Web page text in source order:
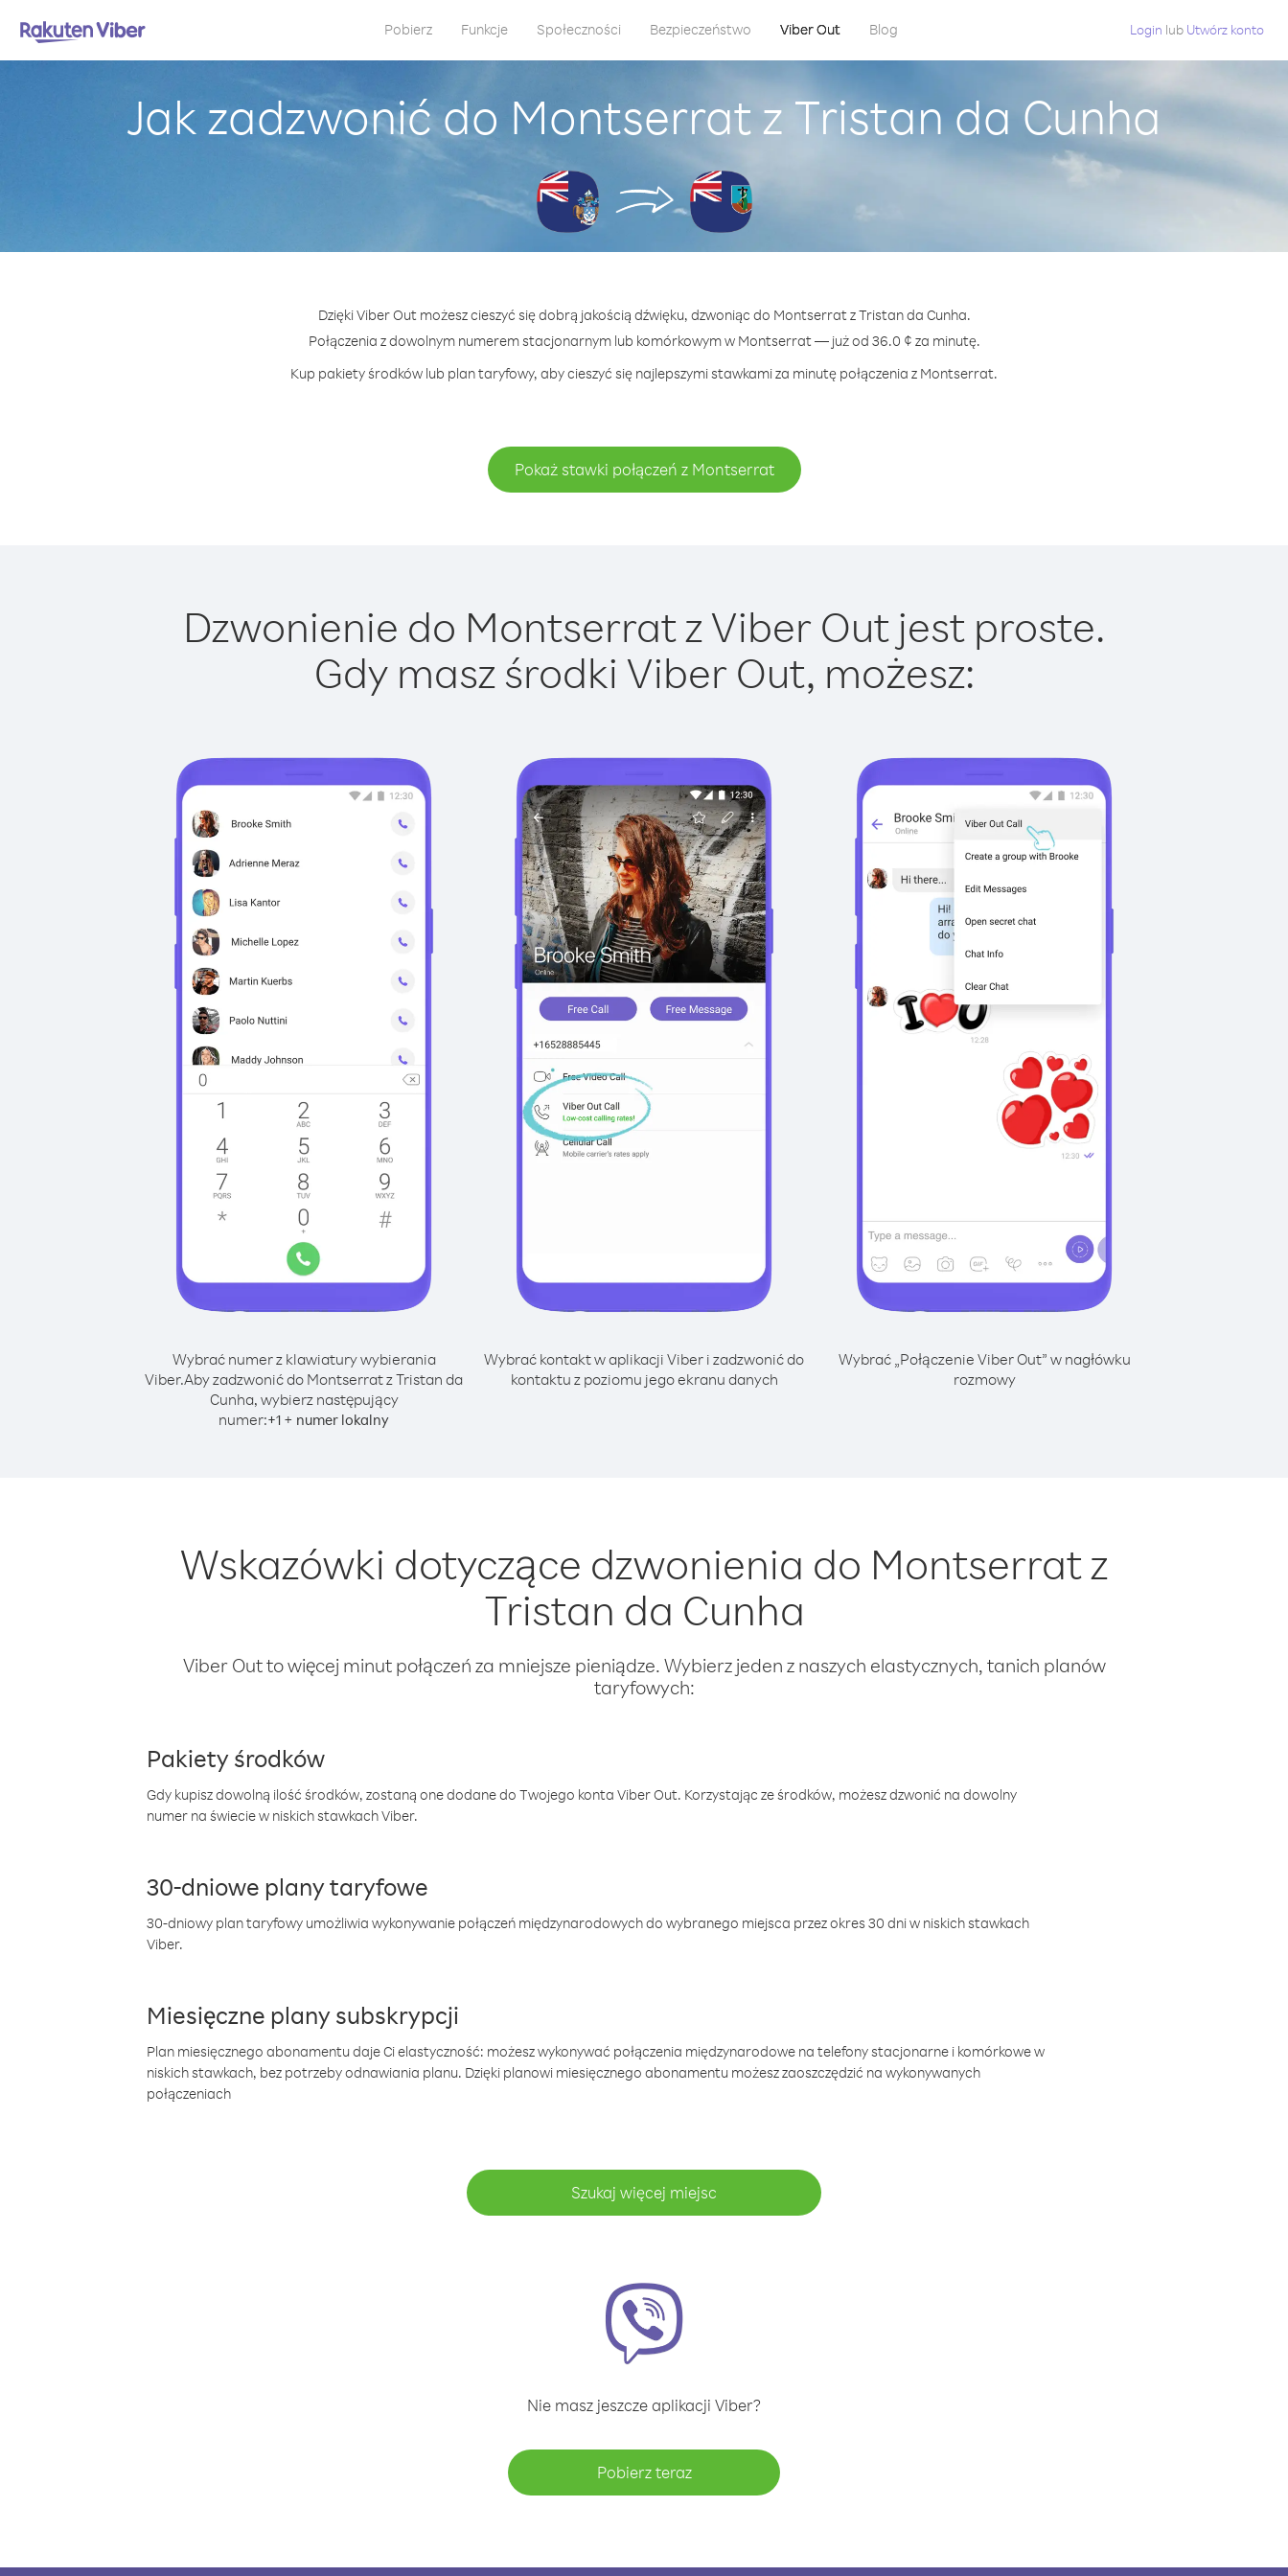
Pobierz Funkcje Społeczności Bezpieczeństwo Viber Out Blog Login lub Utwórz konto
Jak zadzwonić do Montserrat z Tristan da Cunha
Dzięki Viber Out możesz cieszyć się dobrą jakością dźwięku, dzwoniąc do Montserrat z Tristan da Cunha.
Połączenia z dowolnym numerem stacjonarnym lub komórkowym w Montserrat — już od 36.0 ¢ za minutę.
Kup pakiety środków lub plan taryfowy, aby cieszyć się najlepszymi stawkami za minutę połączenia z Montserrat.
Pokaż stawki połączeń z Montserrat
Dzwonienie do Montserrat z Viber Out jest proste.
Gdy masz środki Viber Out, możesz:
Wybrać numer z klawiatury wybierania
Viber.Aby zadzwonić do Montserrat z Tristan da
Cunha, wybierz następujący
numer:+1 + numer lokalny
Wybrać kontakt w aplikacji Viber i zadzwonić do
kontaktu z poziomu jego ekranu danych
Wybrać „Połączenie Viber Out” w nagłówku
rozmowy
Wskazówki dotyczące dzwonienia do Montserrat z
Tristan da Cunha
Viber Out to więcej minut połączeń za mniejsze pieniądze. Wybierz jeden z naszych elastycznych, tanich planów
taryfowych:
Pakiety środków
Gdy kupisz dowolną ilość środków, zostaną one dodane do Twojego konta Viber Out. Korzystając ze środków, możesz dzwonić na dowolny
numer na świecie w niskich stawkach Viber.
30-dniowe plany taryfowe
30-dniowy plan taryfowy umożliwia wykonywanie połączeń międzynarodowych do wybranego miejsca przez okres 30 dni w niskich stawkach
Viber.
Miesięczne plany subskrypcji
Plan miesięcznego abonamentu daje Ci elastyczność: możesz wykonywać połączenia międzynarodowe na telefony stacjonarne i komórkowe w
niskich stawkach, bez potrzeby odnawiania planu. Dzięki planowi miesięcznego abonamentu możesz zaoszczędzić na wykonywanych
połączeniach
Szukaj więcej miejsc
Nie masz jeszcze aplikacji Viber?
Pobierz teraz